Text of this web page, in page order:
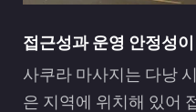
접근성과 운영 안정성
사쿠라 마사지는 다낭
은 지역에 위치해 있어